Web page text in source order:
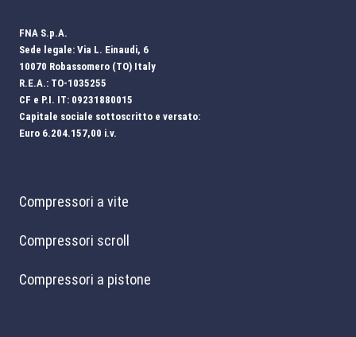
FNA S.p.A.
Sede legale: Via L. Einaudi, 6
10070 Robassomero (TO) Italy
R.E.A.: TO-1035255
CF e P.I. IT: 09231880015
Capitale sociale sottoscritto e versato:
Euro 6.204.157,00 i.v.
Compressori a vite
Compressori scroll
Compressori a pistone